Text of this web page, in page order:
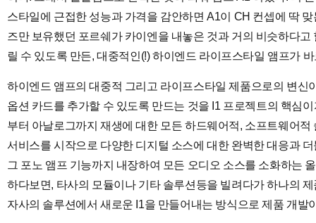
스타일에 근접한 성능과 가격을 감안하면 A1이 CH 컨셉에 딱
즈만 보유했던 포르쉐가 카이엔을 내놓은 것과 거의 비슷하다
릴 수 있도록 만든, 대중적인(!) 하이엔드 라이프스타일 앰프가
하이엔드 앰프의 대중적 그리고 라이프스타일 제품으로의 변
옵션 카드를 추가할 수 있도록 만드는 것을 I1 프로젝트의 핵심
부터 아날로그까지 재생에 대한 모든 하드웨어적, 소프트웨어
서비스를 시작으로 다양한 디지털 소스에 대한 완벽한 대응과
그 포노 앰프 기능까지 내장하여 모든 오디오 소스를 소화하는
하다보면, 타사의 모듈이나 기타 솔루션등을 빌려다가 하나의
자사의 솔루션에서 새로운 I1을 만들어내는 방식으로 제품 개발